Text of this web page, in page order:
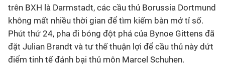
Thể thao Điện tử
Các môn khác
trên BXH là Darmstadt, các cầu thủ Borussia Dortmund
không mất nhiều thời gian để tìm kiếm bàn mở tỉ số.
Phút thứ 24, pha đi bóng đột phá của Bynoe Gittens đã
đặt Julian Brandt và tư thế thuận lợi để cầu thủ này dứt
điểm tinh tế đánh bại thủ môn Marcel Schuhen.